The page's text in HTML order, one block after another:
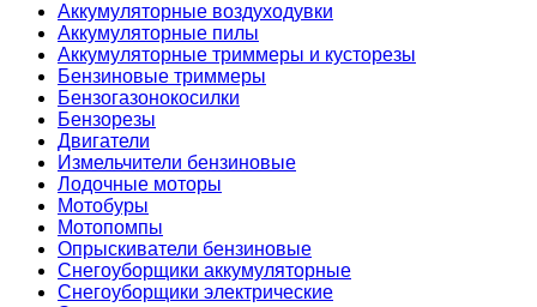
Аккумуляторные воздуходувки
Аккумуляторные пилы
Аккумуляторные триммеры и кусторезы
Бензиновые триммеры
Бензогазонокосилки
Бензорезы
Двигатели
Измельчители бензиновые
Лодочные моторы
Мотобуры
Мотопомпы
Опрыскиватели бензиновые
Снегоуборщики аккумуляторные
Снегоуборщики электрические